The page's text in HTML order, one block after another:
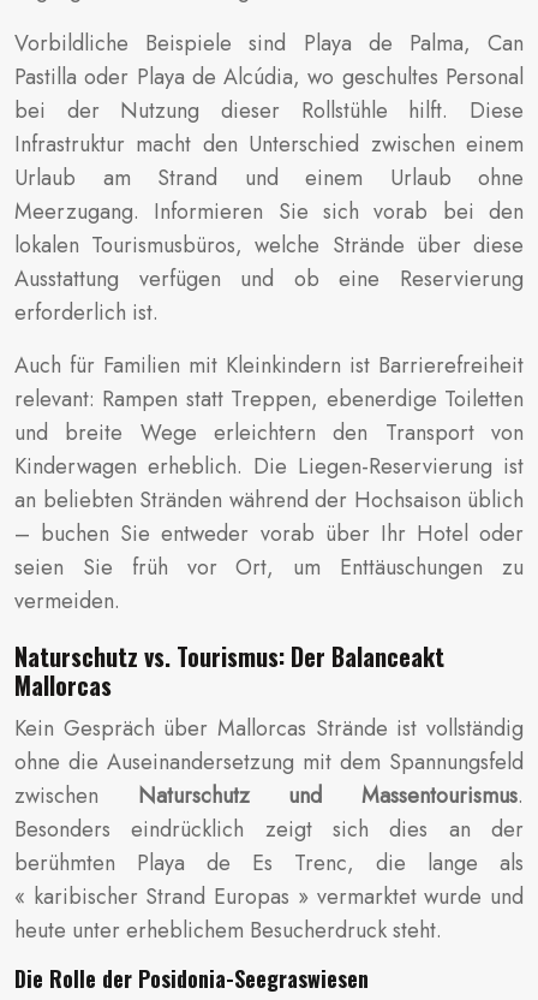
Vorbildliche Beispiele sind Playa de Palma, Can
Pastilla oder Playa de Alcúdia, wo geschultes Personal
bei der Nutzung dieser Rollstühle hilft. Diese
Infrastruktur macht den Unterschied zwischen einem
Urlaub am Strand und einem Urlaub ohne
Meerzugang. Informieren Sie sich vorab bei den
lokalen Tourismusbüros, welche Strände über diese
Ausstattung verfügen und ob eine Reservierung
erforderlich ist.
Auch für Familien mit Kleinkindern ist Barrierefreiheit
relevant: Rampen statt Treppen, ebenerdige Toiletten
und breite Wege erleichtern den Transport von
Kinderwagen erheblich. Die Liegen-Reservierung ist
an beliebten Stränden während der Hochsaison üblich
– buchen Sie entweder vorab über Ihr Hotel oder
seien Sie früh vor Ort, um Enttäuschungen zu
vermeiden.
Naturschutz vs. Tourismus: Der Balanceakt
Mallorcas
Kein Gespräch über Mallorcas Strände ist vollständig
ohne die Auseinandersetzung mit dem Spannungsfeld
zwischen Naturschutz und Massentourismus.
Besonders eindrücklich zeigt sich dies an der
berühmten Playa de Es Trenc, die lange als
« karibischer Strand Europas » vermarktet wurde und
heute unter erheblichem Besucherdruck steht.
Die Rolle der Posidonia-Seegraswiesen